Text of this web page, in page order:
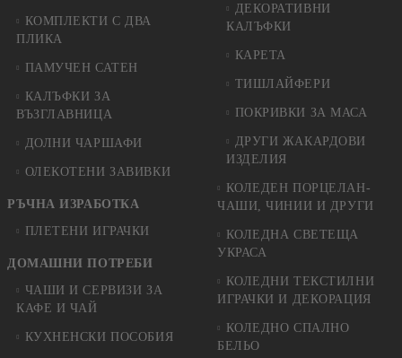
КОМПЛЕКТИ С ДВА
ПЛИКА
ПАМУЧЕН САТЕН
КАЛЪФКИ ЗА
ВЪЗГЛАВНИЦА
ДОЛНИ ЧАРШАФИ
ОЛЕКОТЕНИ ЗАВИВКИ
РЪЧНА ИЗРАБОТКА
ПЛЕТЕНИ ИГРАЧКИ
ДОМАШНИ ПОТРЕБИ
ЧАШИ И СЕРВИЗИ ЗА
КАФЕ И ЧАЙ
КУХНЕНСКИ ПОСОБИЯ
ДЕКОРАТИВНИ
КАЛЪФКИ
КАРЕТА
ТИШЛАЙФЕРИ
ПОКРИВКИ ЗА МАСА
ДРУГИ ЖАКАРДОВИ
ИЗДЕЛИЯ
КОЛЕДЕН ПОРЦЕЛАН-
ЧАШИ, ЧИНИИ И ДРУГИ
КОЛЕДНА СВЕТЕЩА
УКРАСА
КОЛЕДНИ ТЕКСТИЛНИ
ИГРАЧКИ И ДЕКОРАЦИЯ
КОЛЕДНO СПАЛНO
БЕЛЬО